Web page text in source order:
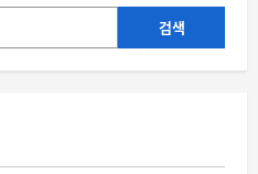
검색